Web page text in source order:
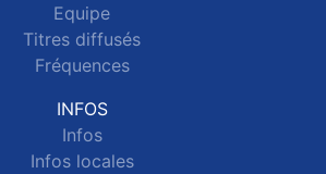
Equipe
Titres diffusés
Fréquences
INFOS
Infos
Infos locales